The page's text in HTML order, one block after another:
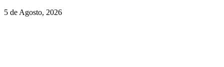
5 de Agosto, 2026